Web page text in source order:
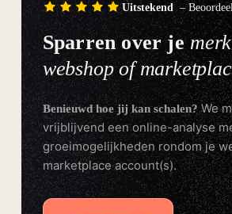
Uitstekend–
Sparren over je
webshop of
Benieuwd hoe jij kan schalen?We
vrijblijvend een online-analyse
groeimogelijkheden rondom je
marketplace account(s).